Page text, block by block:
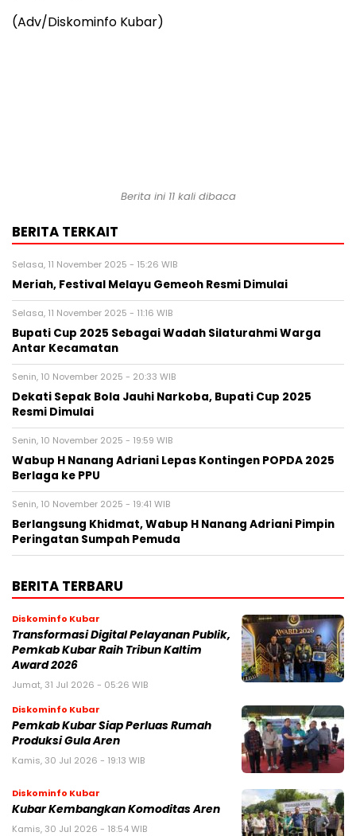
(Adv/Diskominfo Kubar)
Berita ini 11 kali dibaca
BERITA TERKAIT
Selasa, 11 November 2025 - 15:26 WIB
Meriah, Festival Melayu Gemeoh Resmi Dimulai
Selasa, 11 November 2025 - 11:16 WIB
Bupati Cup 2025 Sebagai Wadah Silaturahmi Warga
Antar Kecamatan
Senin, 10 November 2025 - 20:33 WIB
Dekati Sepak Bola Jauhi Narkoba, Bupati Cup 2025
Resmi Dimulai
Senin, 10 November 2025 - 19:59 WIB
Wabup H Nanang Adriani Lepas Kontingen POPDA 2025
Berlaga ke PPU
Senin, 10 November 2025 - 19:41 WIB
Berlangsung Khidmat, Wabup H Nanang Adriani Pimpin
Peringatan Sumpah Pemuda
BERITA TERBARU
Diskominfo Kubar
Transformasi Digital Pelayanan Publik,
Pemkab Kubar Raih Tribun Kaltim
Award 2026
Jumat, 31 Jul 2026 - 05:26 WIB
Diskominfo Kubar
Pemkab Kubar Siap Perluas Rumah
Produksi Gula Aren
Kamis, 30 Jul 2026 - 19:13 WIB
Diskominfo Kubar
Kubar Kembangkan Komoditas Aren
Kamis, 30 Jul 2026 - 18:54 WIB